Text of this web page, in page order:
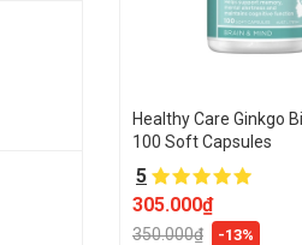
Healthy Care Ginkgo
100 Soft Capsules
5
305.000₫
350.000₫ -13%